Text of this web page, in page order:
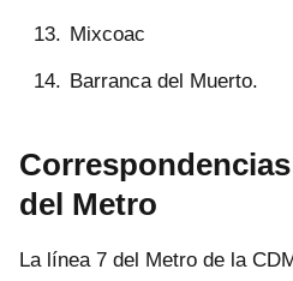
Mixcoac
Barranca del Muerto.
del Metro
La línea 7 del Metro de la